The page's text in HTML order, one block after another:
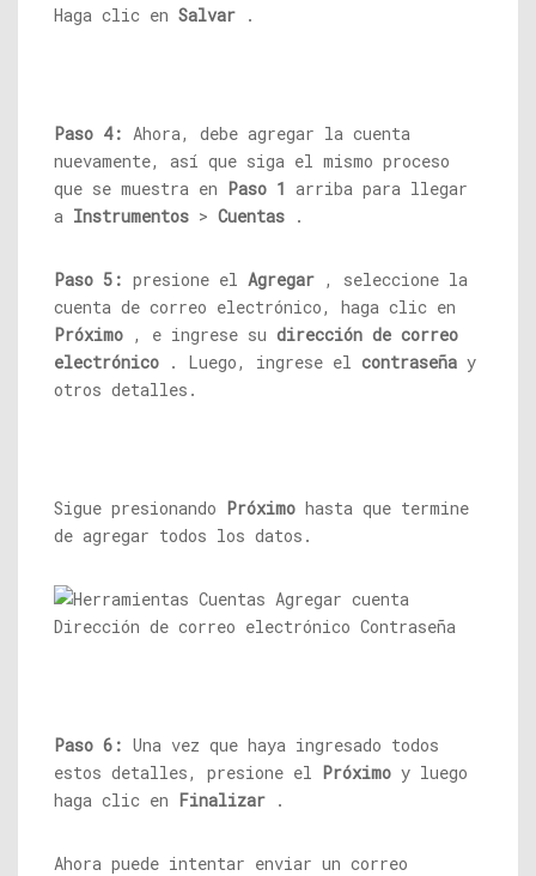
Haga clic en Salvar .
Paso 4: Ahora, debe agregar la cuenta
nuevamente, así que siga el mismo proceso
que se muestra en Paso 1 arriba para llegar
a Instrumentos > Cuentas .
Paso 5: presione el Agregar , seleccione la
cuenta de correo electrónico, haga clic en
Próximo , e ingrese su dirección de correo
electrónico . Luego, ingrese el contraseña y
otros detalles.
Sigue presionando Próximo hasta que termine
de agregar todos los datos.
Paso 6: Una vez que haya ingresado todos
estos detalles, presione el Próximo y luego
haga clic en Finalizar .
Ahora puede intentar enviar un correo